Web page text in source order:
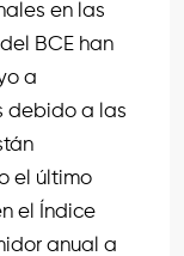
en las
BCE han
a
debido a las
el último
el Índice
anual a